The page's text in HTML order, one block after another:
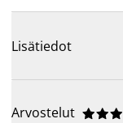
Lisätiedot
Arvostelut 


